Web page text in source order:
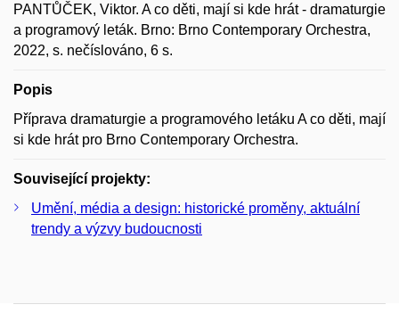
PANTŮČEK, Viktor. A co děti, mají si kde hrát - dramaturgie
a programový leták. Brno: Brno Contemporary Orchestra,
2022, s. nečíslováno, 6 s.
Popis
Příprava dramaturgie a programového letáku A co děti, mají
si kde hrát pro Brno Contemporary Orchestra.
Související projekty:
Umění, média a design: historické proměny, aktuální
trendy a výzvy budoucnosti